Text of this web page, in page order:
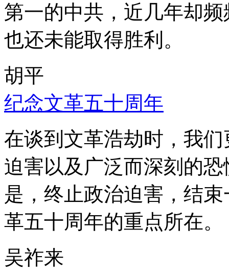
第一的中共，近几年却
也还未能取得胜利。
胡平
纪念文革五十周年
在谈到文革浩劫时，我
迫害以及广泛而深刻的
是，终止政治迫害，结
革五十周年的重点所在。
吴祚来